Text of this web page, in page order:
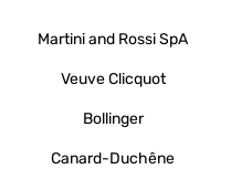
Martini and Rossi SpA
Veuve Clicquot
Bollinger
Canard-Duchêne